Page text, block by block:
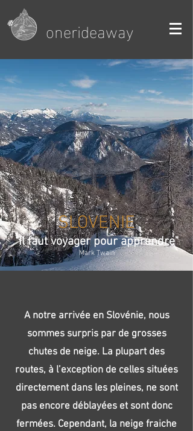
onerideaway
SLOVENIE
"Il faut voyager pour apprendre"
Mark Twain
A notre arrivée en Slovénie, nous
sommes surpris par de grosses
chutes de neige. La plupart des
routes, à l’exception de celles situées
directement dans les pleines, ne sont
pas encore déblayées et sont donc
fermées. Cependant, la neige fraiche